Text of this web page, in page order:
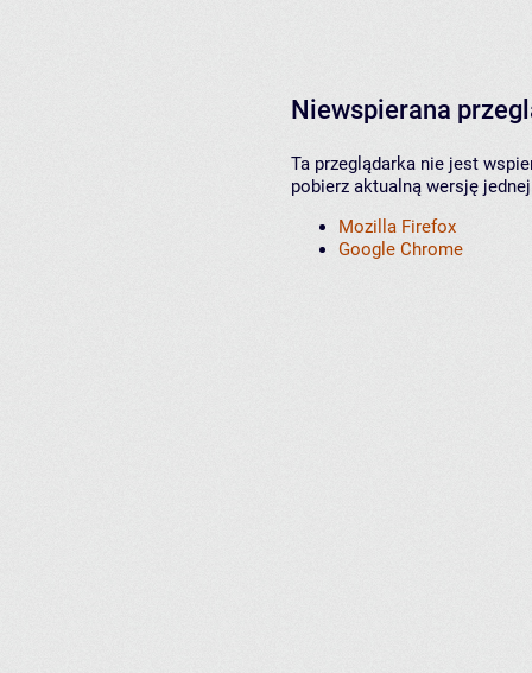
Niewspierana
Ta przeglądarka nie jest
pobierz aktualną wersję
Mozilla Firefox
Google Chrome